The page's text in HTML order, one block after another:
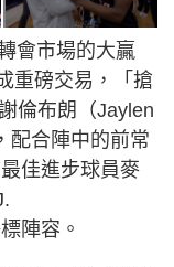
會市場的大贏
重磅交易，「搶
倫布朗（Jaylen
配合陣中的前常
佳進步球員麥
陣容。